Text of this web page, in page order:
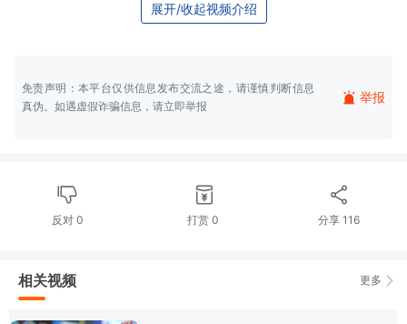
展开/收起视频介绍
免责声明：本平台仅供信息发布交流之途，请谨慎判断信息
真伪。如遇虚假诈骗信息，请立即举报
举报
反对0 打赏0 分享116
更多
相关视频